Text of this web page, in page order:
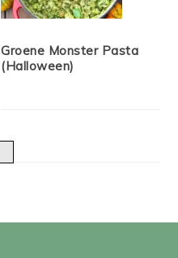
Groene Monster Pasta
(Halloween)